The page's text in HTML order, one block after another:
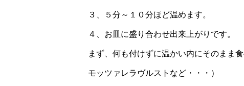
３、５分～１０分ほど温めます。
４、お皿に盛り合わせ出来上がりです。
まず、何も付けずに温かい内にそのまま
モッツァレラヴルストなど・・・）